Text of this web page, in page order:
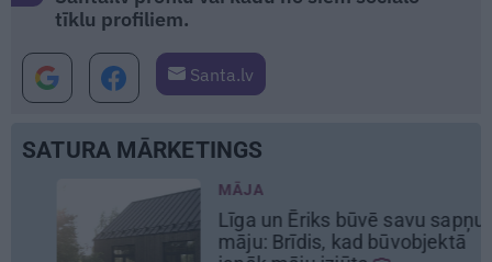
tīklu profiliem.
Santa.lv
SATURA MĀRKETINGS
Ēriks būvē savu sapņu
kad būvobjektā
No kā ir
uzlādes